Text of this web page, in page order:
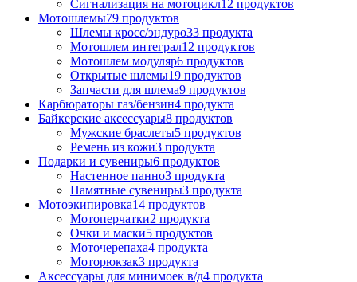
Сигнализация на мотоцикл12 продуктов
Мотошлемы79 продуктов
Шлемы кросс/эндуро33 продукта
Мотошлем интеграл12 продуктов
Мотошлем модуляр6 продуктов
Открытые шлемы19 продуктов
Запчасти для шлема9 продуктов
Карбюраторы газ/бензин4 продукта
Байкерские аксессуары8 продуктов
Мужские браслеты5 продуктов
Ремень из кожи3 продукта
Подарки и сувениры6 продуктов
Настенное панно3 продукта
Памятные сувениры3 продукта
Мотоэкипировка14 продуктов
Мотоперчатки2 продукта
Очки и маски5 продуктов
Моточерепаха4 продукта
Моторюкзак3 продукта
Аксессуары для минимоек в/д4 продукта